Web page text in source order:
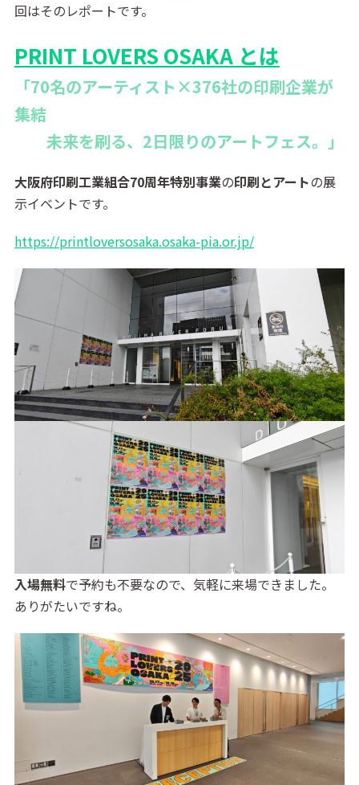
回はそのレポートです。
PRINT LOVERS OSAKA とは
「70名のアーティスト×376社の印刷企業が
集結
未来を刷る、2日限りのアートフェス。」
大阪府印刷工業組合70周年特別事業の印刷とアートの展
示イベントです。
https://printloversosaka.osaka-pia.or.jp/
入場無料で予約も不要なので、気軽に来場できました。
ありがたいですね。